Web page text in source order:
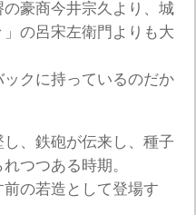
豪商今井宗久より、城
の呂宋左衛門よりも大
クに持っているのだか
、鉄砲が伝来し、種子
つつある時期。
の若造として登場す